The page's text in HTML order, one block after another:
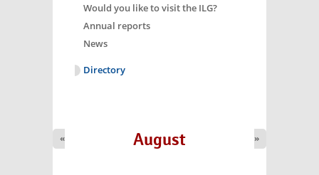
Would you like to visit the ILG?
Annual reports
News
Directory
August
« »